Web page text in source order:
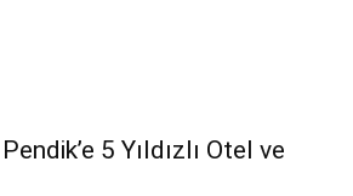
5 Yıldızlı Otel ve